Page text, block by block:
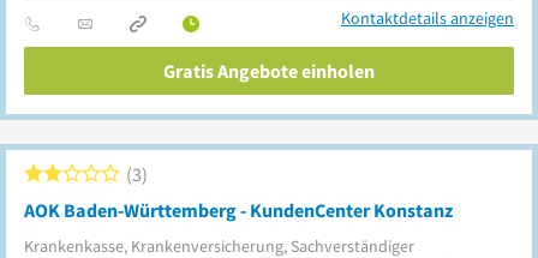
Kontaktdetails anzeigen
Gratis Angebote einholen
AOK Baden-Württemberg - KundenCenter Konstanz
Krankenkasse, Krankenversicherung, Sachverständiger
3